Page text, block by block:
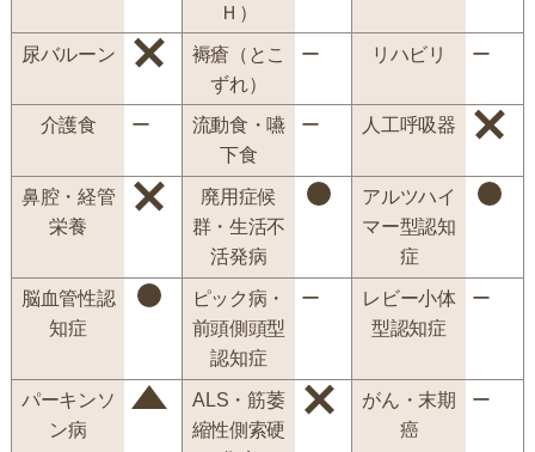
Ｈ）
尿バルーン
褥瘡（とこ
ずれ）
ー リハビリ ー
介護食 ー
流動食・嚥
下食
ー 人工呼吸器
鼻腔・経管
栄養
廃用症候
群・生活不
活発病
アルツハイ
マー型認知
症
脳血管性認
知症
ピック病・
前頭側頭型
認知症
ー
レビー小体
型認知症
ー
パーキンソ
ン病
ALS・筋萎
縮性側索硬
がん・末期
癌
ー